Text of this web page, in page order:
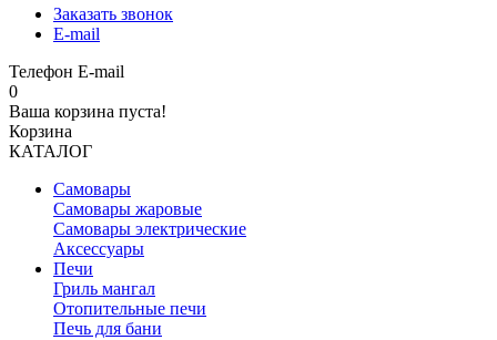
Заказать звонок
E-mail
Телефон E-mail
0
Ваша корзина пуста!
Корзина
КАТАЛОГ
Самовары
Самовары жаровые
Самовары электрические
Аксессуары
Печи
Гриль мангал
Отопительные печи
Печь для бани